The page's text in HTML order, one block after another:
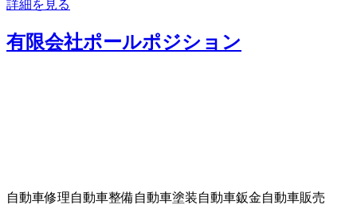
詳細を見る
有限会社ポールポジション
自動車修理自動車整備自動車塗装自動車鈑金自動車販売